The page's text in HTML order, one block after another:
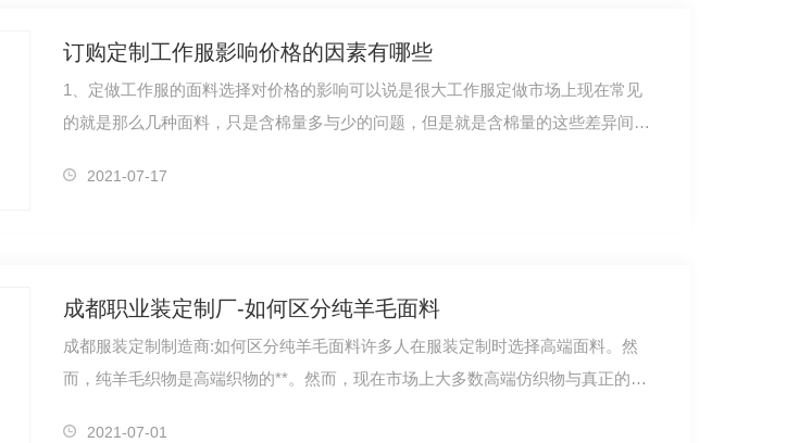
订购定制工作服影响价格的因素有哪些
1、定做工作服的面料选择对价格的影响可以说是很大工作服定做市场上现在常见
的就是那么几种面料，只是含棉量多与少的问题，但是就是含棉量的这些差异间接
2021-07-17
成都职业装定制厂-如何区分纯羊毛面料
成都服装定制制造商:如何区分纯羊毛面料许多人在服装定制时选择高端面料。然
而，纯羊毛织物是高端织物的**。然而，现在市场上大多数高端仿织物与真正的羊
2021-07-01